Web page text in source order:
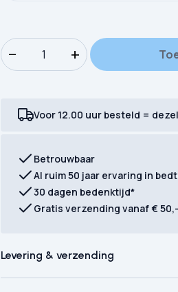
Dekbedovertrek Good Morning
− +
Voor 12.00 uur besteld =
Betrouwbaar
Al ruim 50 jaar ervaring in
30 dagen bedenktijd*
Gratis verzending vanaf €
Levering & verzending